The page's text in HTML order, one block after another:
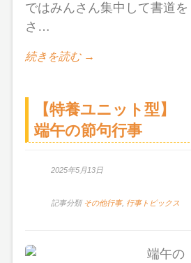
ではみんさん集中して書道を
さ…
続きを読む →
【特養ユニット型】
端午の節句行事
2025年5月13日
記事分類 その他行事, 行事トピックス
端午の